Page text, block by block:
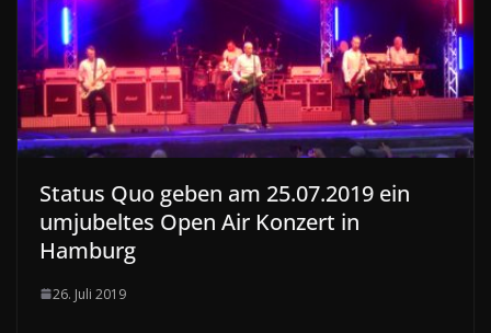
Status Quo geben am 25.07.2019 ein
umjubeltes Open Air Konzert in
Hamburg
26. Juli 2019